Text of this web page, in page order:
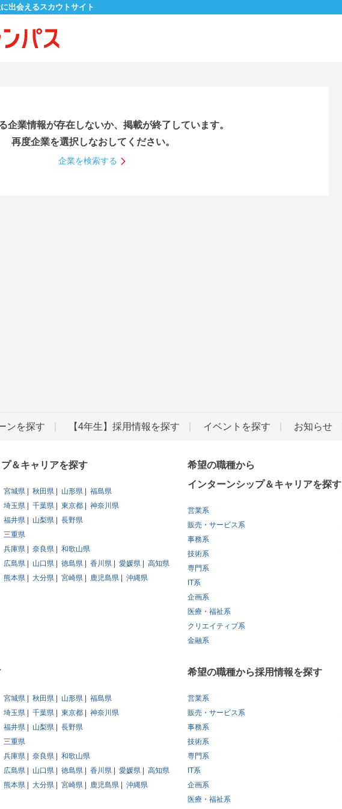
出会えるスカウトサイト
企業情報が存在しないか、掲載が終了しています。
再度企業を選択しなおしてください。
企業を検索する
ンを探す 【4年生】採用情報を探す イベントを探す お知らせ
＆キャリアを探す
宮城県 秋田県 山形県
福島県
埼玉県 千葉県 東京都
神奈川県
福井県 山梨県
長野県
三重県
兵庫県 奈良県
和歌山県
広島県 山口県 徳島県 香川県 愛媛県
高知県
熊本県 大分県 宮崎県 鹿児島県
沖縄県
希望の職種から
インターンシップ＆キャリアを探す
営業系
販売・サービス系
事務系
技術系
専門系
IT系
企画系
医療・福祉系
クリエイティブ系
金融系
宮城県 秋田県 山形県
福島県
埼玉県 千葉県 東京都
神奈川県
福井県 山梨県
長野県
三重県
兵庫県 奈良県
和歌山県
広島県 山口県 徳島県 香川県 愛媛県
高知県
熊本県 大分県 宮崎県 鹿児島県
沖縄県
希望の職種から採用情報を探す
営業系
販売・サービス系
事務系
技術系
専門系
IT系
企画系
医療・福祉系